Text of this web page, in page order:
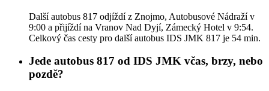
Další autobus 817 odjíždí z Znojmo, Autobusové Nádraží v
9:00 a přijíždí na Vranov Nad Dyjí, Zámecký Hotel v 9:54.
Celkový čas cesty pro další autobus IDS JMK 817 je 54 min.
Jede autobus 817 od IDS JMK včas, brzy, nebo
pozdě?